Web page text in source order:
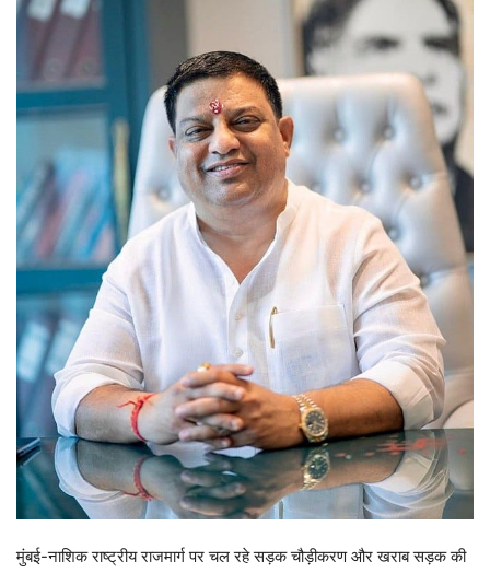
मुंबई-नाशिक राष्ट्रीय राजमार्ग पर चल रहे सड़क चौड़ीकरण और खराब सड़क की